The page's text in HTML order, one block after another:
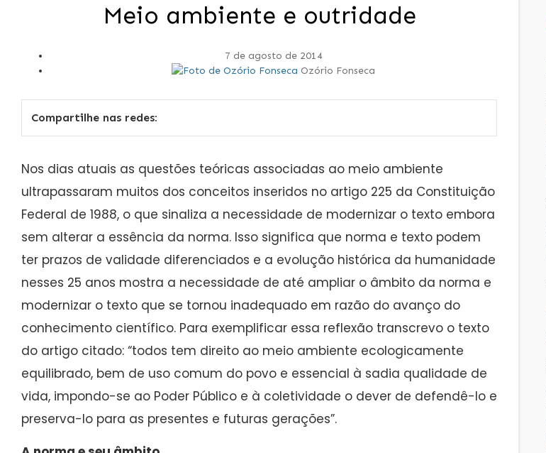
Meio ambiente e outridade
7 de agosto de 2014
Ozório Fonseca
Compartilhe nas redes:
Nos dias atuais as questões teóricas associadas ao meio ambiente
ultrapassaram muitos dos conceitos inseridos no artigo 225 da Constituição
Federal de 1988, o que sinaliza a necessidade de modernizar o texto embora
sem alterar a essência da norma. Isso significa que norma e texto podem
ter prazos de validade diferenciados e a evolução histórica da humanidade
nesses 25 anos mostra a necessidade de até ampliar o âmbito da norma e
modernizar o texto que se tornou inadequado em razão do avanço do
conhecimento científico. Para exemplificar essa reflexão transcrevo o texto
do artigo citado: “todos tem direito ao meio ambiente ecologicamente
equilibrado, bem de uso comum do povo e essencial à sadia qualidade de
vida, impondo-se ao Poder Público e à coletividade o dever de defendê-lo e
preserva-lo para as presentes e futuras gerações”.